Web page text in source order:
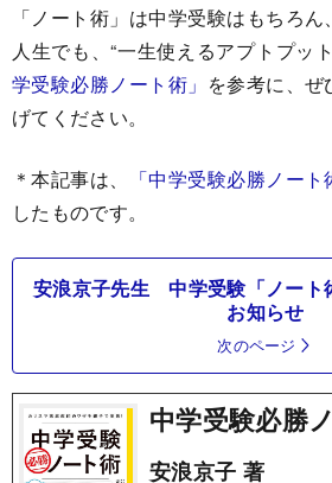
「ノート術」は中学受験はもちろ
人生でも、“一生使えるアプトプッ
学受験必勝ノート術」 を参考に、
げてください。
＊本記事は、 「中学受験必勝ノート
したものです。
安浪京子先生 中学受験「ノート
お知らせ
次のページ
中学受験必勝
安浪京子 著